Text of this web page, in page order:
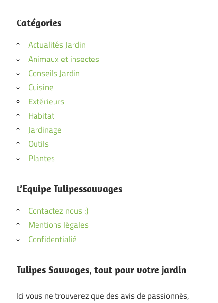
Catégories
Actualités Jardin
Animaux et insectes
Conseils Jardin
Cuisine
Extérieurs
Habitat
Jardinage
Outils
Plantes
L’Equipe Tulipessauvages
Contactez nous :)
Mentions légales
Confidentialié
Tulipes Sauvages, tout pour votre jardin
Ici vous ne trouverez que des avis de passionnés,